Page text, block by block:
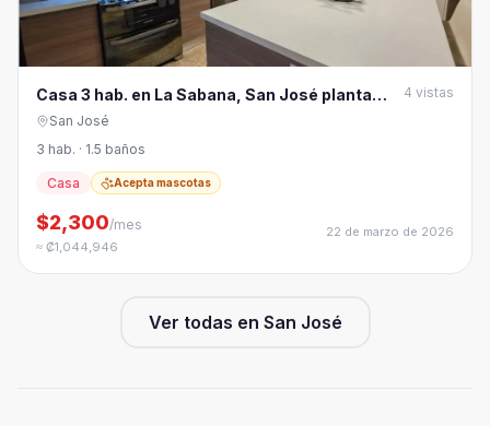
Casa 3 hab. en La Sabana, San José planta
única
4 vistas
San José
3 hab. · 1.5 baños
Casa Acepta mascotas
$2,300/mes
≈ ₡1,044,946
22 de marzo de 2026
Ver todas en San José